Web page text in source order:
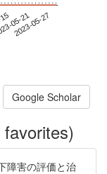
05-21
2023-05-27
Google Scholar
障害の評価と治